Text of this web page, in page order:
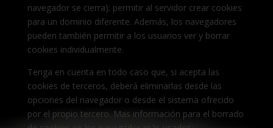
navegador se cierra); permitir al servidor crear cookies
para un dominio diferente. Además, los navegadores
pueden también permitir a los usuarios ver y borrar
cookies individualmente.
Tenga en cuenta en todo caso que, si acepta las
cookies de terceros, deberá eliminarlas desde las
opciones del navegador o desde el sistema ofrecido
por el propio tercero. Mas información para el borrado